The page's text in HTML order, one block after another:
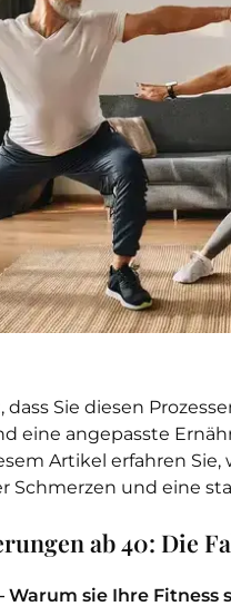
Sie diesen
eine angepasste
Artikel erfahren
Schmerzen und eine
ab 40: Die
Warum sie Ihre Fitness